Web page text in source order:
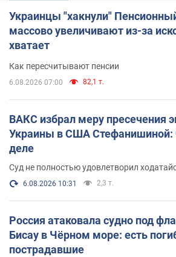
Украинцы "хакнули"
массово увеличивают из-за
хватает
Как пересчитывают пенсии
6.08.2026 07:00 82,1 т.
ВАКС избрал меру пресечения
Украины в США Стефанишиной:
деле
Суд не полностью удовлетворил
6.08.2026 10:31 2,3 т.
Россия атаковала судно под
Бисау в Чёрном море: есть
пострадавшие